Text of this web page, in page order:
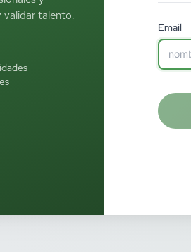
validar talento.
Email